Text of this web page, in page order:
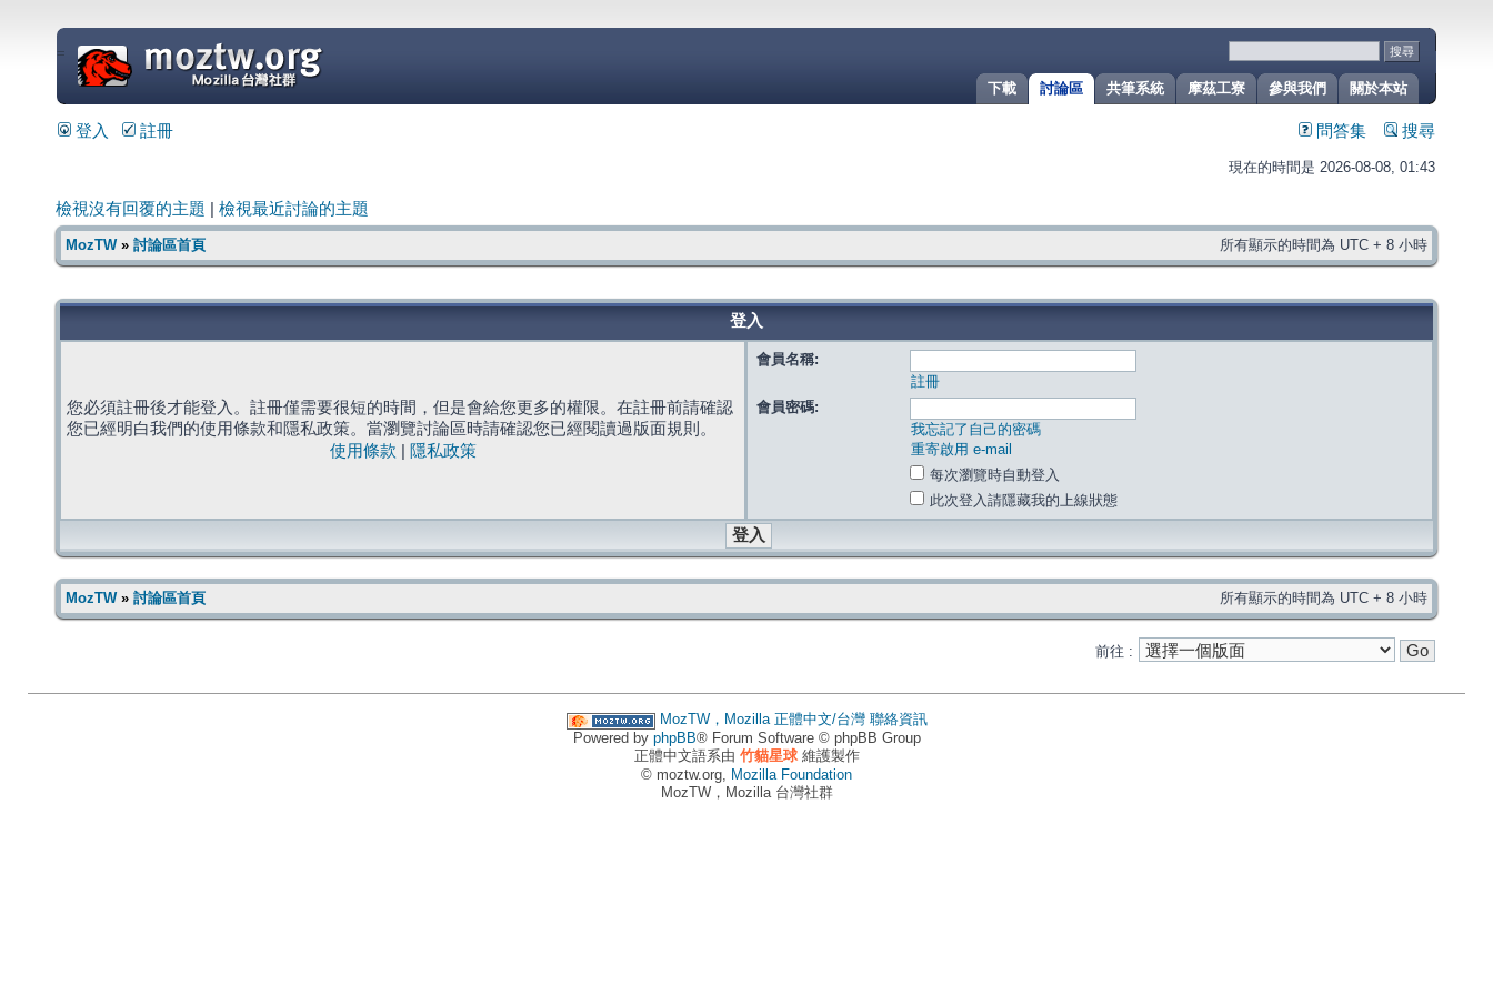
關於本站
參與我們
摩茲工寮
共筆系統
討論區
下載
=
登入 註冊 問答集 搜尋
現在的時間是 2026-08-08, 01:43
檢視沒有回覆的主題 檢視最近討論的主題
MozTW» 討論區首頁 所有顯示的時間為 UTC + 8 小時
登入
您必須註冊後才能登入。註冊僅需要很短的時間，但是會給您更多的權限。在註冊前請確認
您已經明白我們的使用條款和隱私政策。當瀏覽討論區時請確認您已經閱讀過版面規則。
使用條款
隱私政策
會員名稱:
註冊
會員密碼:
我忘記了自己的密碼
重寄啟用 e-mail
每次瀏覽時自動登入
此次登入請隱藏我的上線狀態
MozTW» 討論區首頁 所有顯示的時間為 UTC + 8 小時
前往 :
MozTW，Mozilla 正體中文/台灣 聯絡資訊
Powered by phpBB® Forum Software © phpBB Group
正體中文語系由 竹貓星球維護製作
© moztw.org, Mozilla Foundation
MozTW，Mozilla 台灣社群